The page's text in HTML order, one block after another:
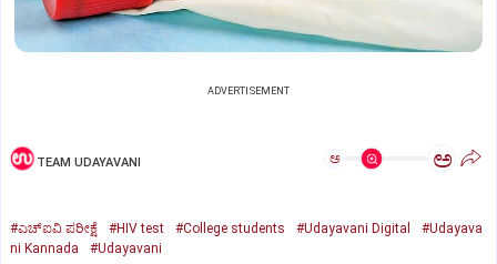
ADVERTISEMENT
TEAM UDAYAVANI ಅ ಅ
#ಎಚ್‌ಐವಿ ಪರೀಕ್ಷೆ #HIV test #College students #Udayavani Digital
#Udayava
ni Kannada
#Udayavani